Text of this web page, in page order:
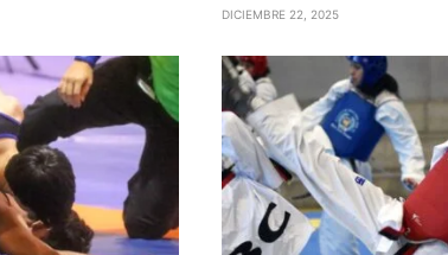
DICIEMBRE 22, 2025